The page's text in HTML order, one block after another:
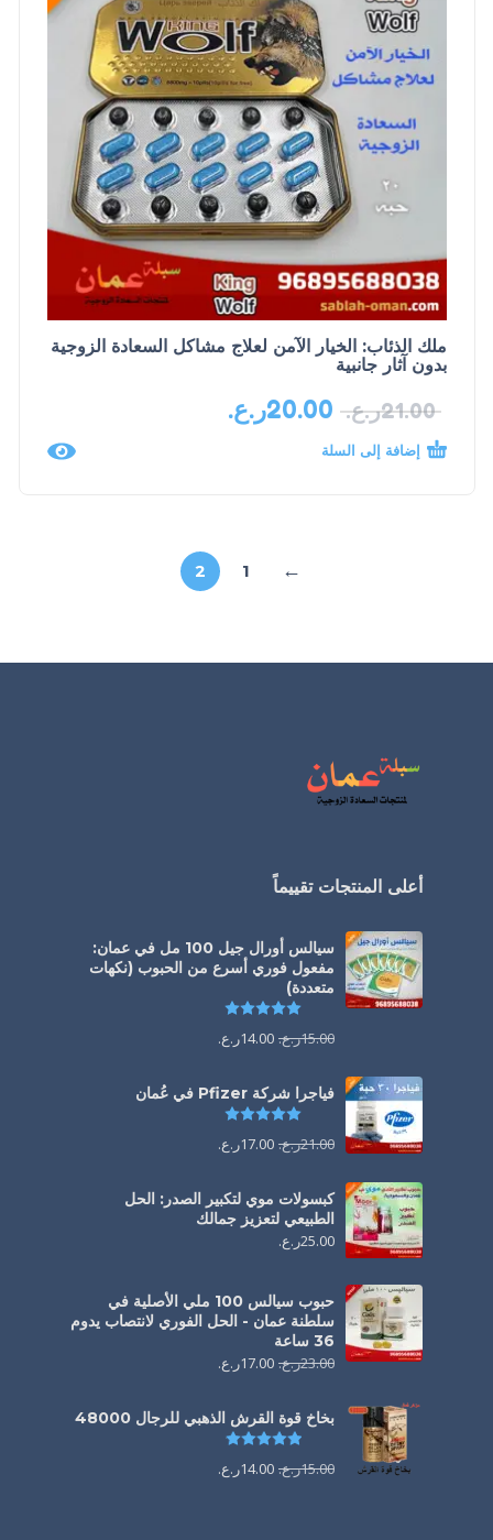
ملك الذئاب: الخيار الآمن لعلاج مشاكل السعادة الزوجية
بدون آثار جانبية
21.00ر.ع. 20.00ر.ع.
إضافة إلى السلة
→
1
2
أعلى المنتجات تقييماً
سيالس أورال جيل 100 مل في عمان:
مفعول فوري أسرع من الحبوب (نكهات
متعددة)
15.00ر.ع. 14.00ر.ع.
فياجرا شركة Pfizer في عُمان
21.00ر.ع. 17.00ر.ع.
كبسولات موي لتكبير الصدر: الحل
الطبيعي لتعزيز جمالك
25.00ر.ع.
حبوب سيالس 100 ملي الأصلية في
سلطنة عمان - الحل الفوري لانتصاب يدوم
36 ساعة
23.00ر.ع. 17.00ر.ع.
بخاخ قوة القرش الذهبي للرجال 48000
تم التقييم
15.00ر.ع. 14.00ر.ع.